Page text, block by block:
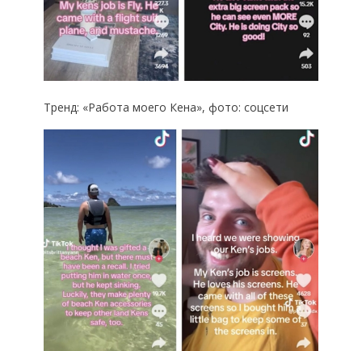
Тренд: «Работа моего Кена», фото: соцсети